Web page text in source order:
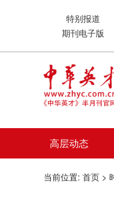
特别报道
期刊电子版
高层动态
当前位置: 首页 >